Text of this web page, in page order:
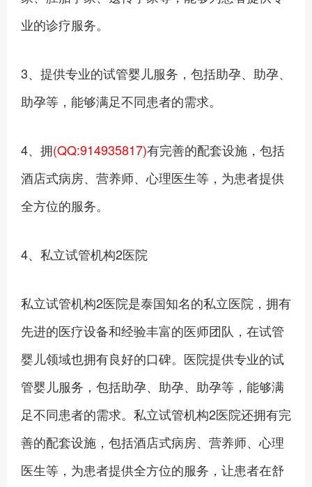
业的诊疗服务。‍
3、提供专业的试管婴儿服务，包括助孕、助孕、
助孕等，能够满足不同患者的需求。
4、拥(QQ:914935817)有完善的配套设施，包括
酒店式病房、营养师、心理医生等，为患者提供
全方位的服务。‍
4、私立试管机构2医院
私立试管机构2医院是泰国知名的私立医院，拥有
先进的医疗设备和经验丰富的医师团队，在试管
婴儿领域也拥有良好的口碑。医院提供专业的试
管婴儿服务，包括助孕、助孕、助孕等，能够满
足不同患者的需求。私立试管机构2医院还拥有完
善的配套设施，包括酒店式病房、营养师、心理
医生等，为患者提供全方位的服务，让患者在舒